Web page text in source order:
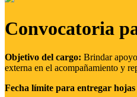
Convocatoria
Objetivo del cargo: Brindar
externa en el acompañamiento y
Fecha límite para entregar